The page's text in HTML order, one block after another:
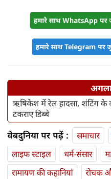
हमारे साथ WhatsApp
हमारे साथ Telegram पर
ऋषिकेश में रेल हादसा, शंटिंग के
टकराए डिब्बे
वेबदुनिया पर पढ़ें : समाचार
लाइफ स्‍टाइल
धर्म-संसार
रामायण की कहानियां
रोचक